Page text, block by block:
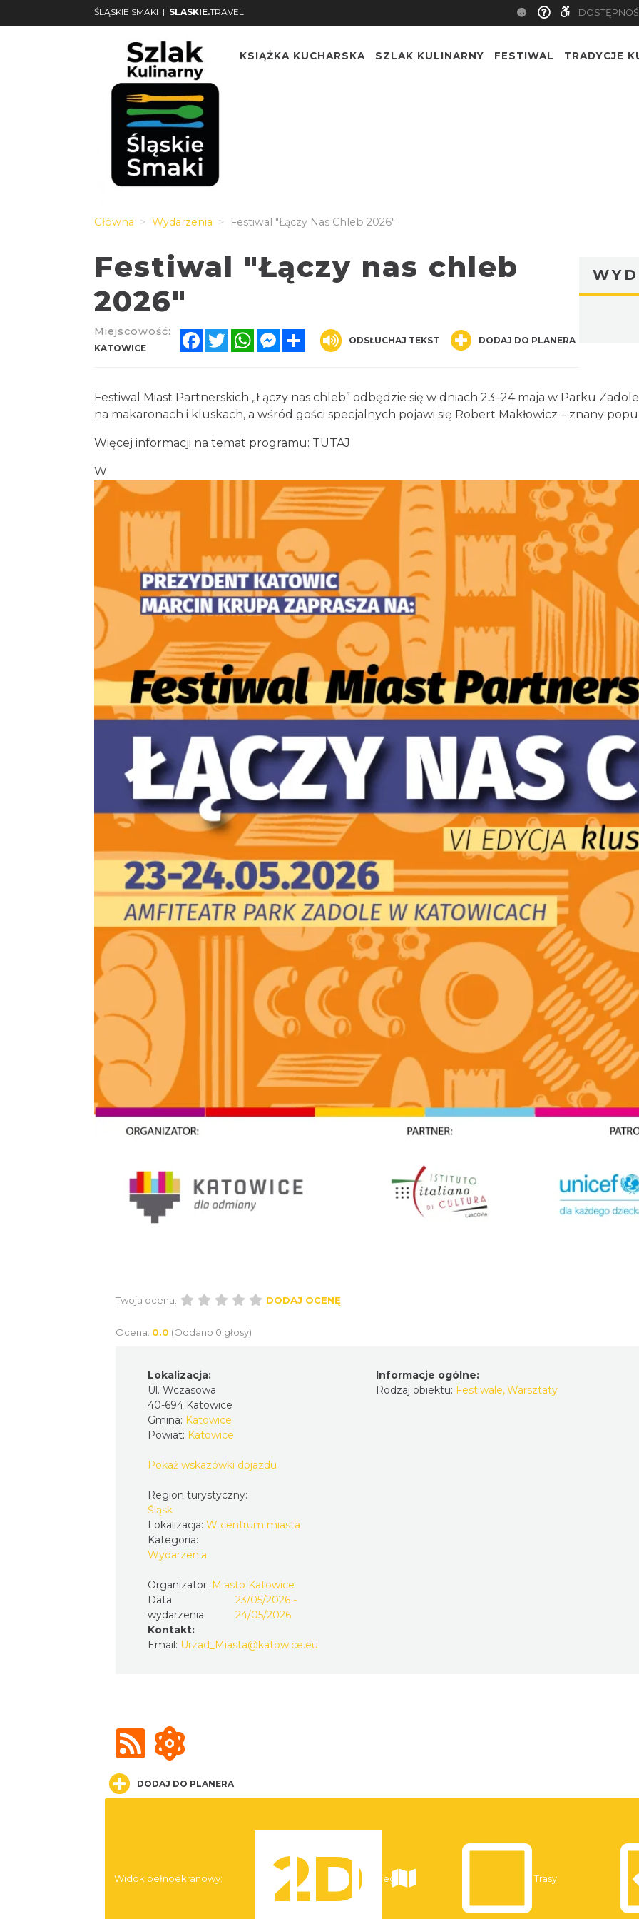
ŚLĄSKIE SMAKI | SLASKIE.TRAVEL
KSIĄŻKA KUCHARSKA SZLAK KULINARNY FESTIWAL TRADYCJE
Główna Wydarzenia Festiwal "Łączy Nas Chleb 2026"
Festiwal "Łączy nas chleb
2026"
Miejscowość:
KATOWICE
FacebookTwitterWhatsAppMessenger
Share ODSŁUCHAJ TEKST DODAJ DO PLANERA
Festiwal Miast Partnerskich „Łączy nas chleb” odbędzie się w dniach 23–24 maja w Parku
na makaronach i kluskach, a wśród gości specjalnych pojawi się Robert Makłowicz – znany
Więcej informacji na temat programu: TUTAJ
W
Twoja ocena: DODAJ OCENĘ
Ocena: 0.0 (Oddano 0 głosy)
Lokalizacja:
Ul. Wczasowa
40-694 Katowice
Gmina: Katowice
Powiat: Katowice
Pokaż wskazówki dojazdu
Region turystyczny:
Śląsk
Lokalizacja: W centrum miasta
Kategoria:
Wydarzenia
Organizator: Miasto Katowice
Data
wydarzenia:
23/05/2026 -
24/05/2026
Kontakt:
Email: Urzad_Miasta@katowice.eu
Informacje ogólne:
Rodzaj obiektu: Festiwale,Warsztaty
DODAJ DO PLANERA
Widok pełnoekranowy: Noclegi Trasy